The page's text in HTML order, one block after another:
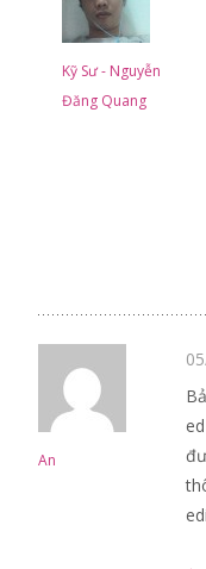
Kỹ Sư - Nguyễn
Đăng Quang
An